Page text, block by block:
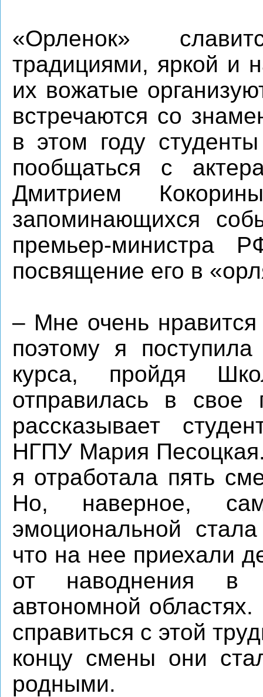
«Орленок»
традициями, яркой и
их вожатые
встречаются со
в этом году
пообщаться с
Дмитрием
запоминающихся
премьер-министра
посвящение его в
– Мне очень
поэтому я
курса, пройдя
отправилась в свое
рассказывает
НГПУ Мария
я отработала пять
Но, наверное,
эмоциональной
что на нее приехали
от наводнения в
автономной
справиться с этой
концу смены они
родными.